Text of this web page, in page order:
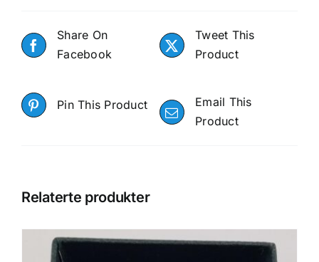
Share On
Facebook
Tweet This
Product
Pin This Product
Email This
Product
Relaterte produkter